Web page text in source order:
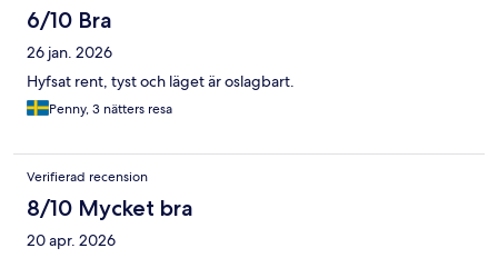
6/10 Bra
26 jan. 2026
Hyfsat rent, tyst och läget är oslagbart.
Penny, 3 nätters resa
Verifierad recension
8/10 Mycket bra
20 apr. 2026